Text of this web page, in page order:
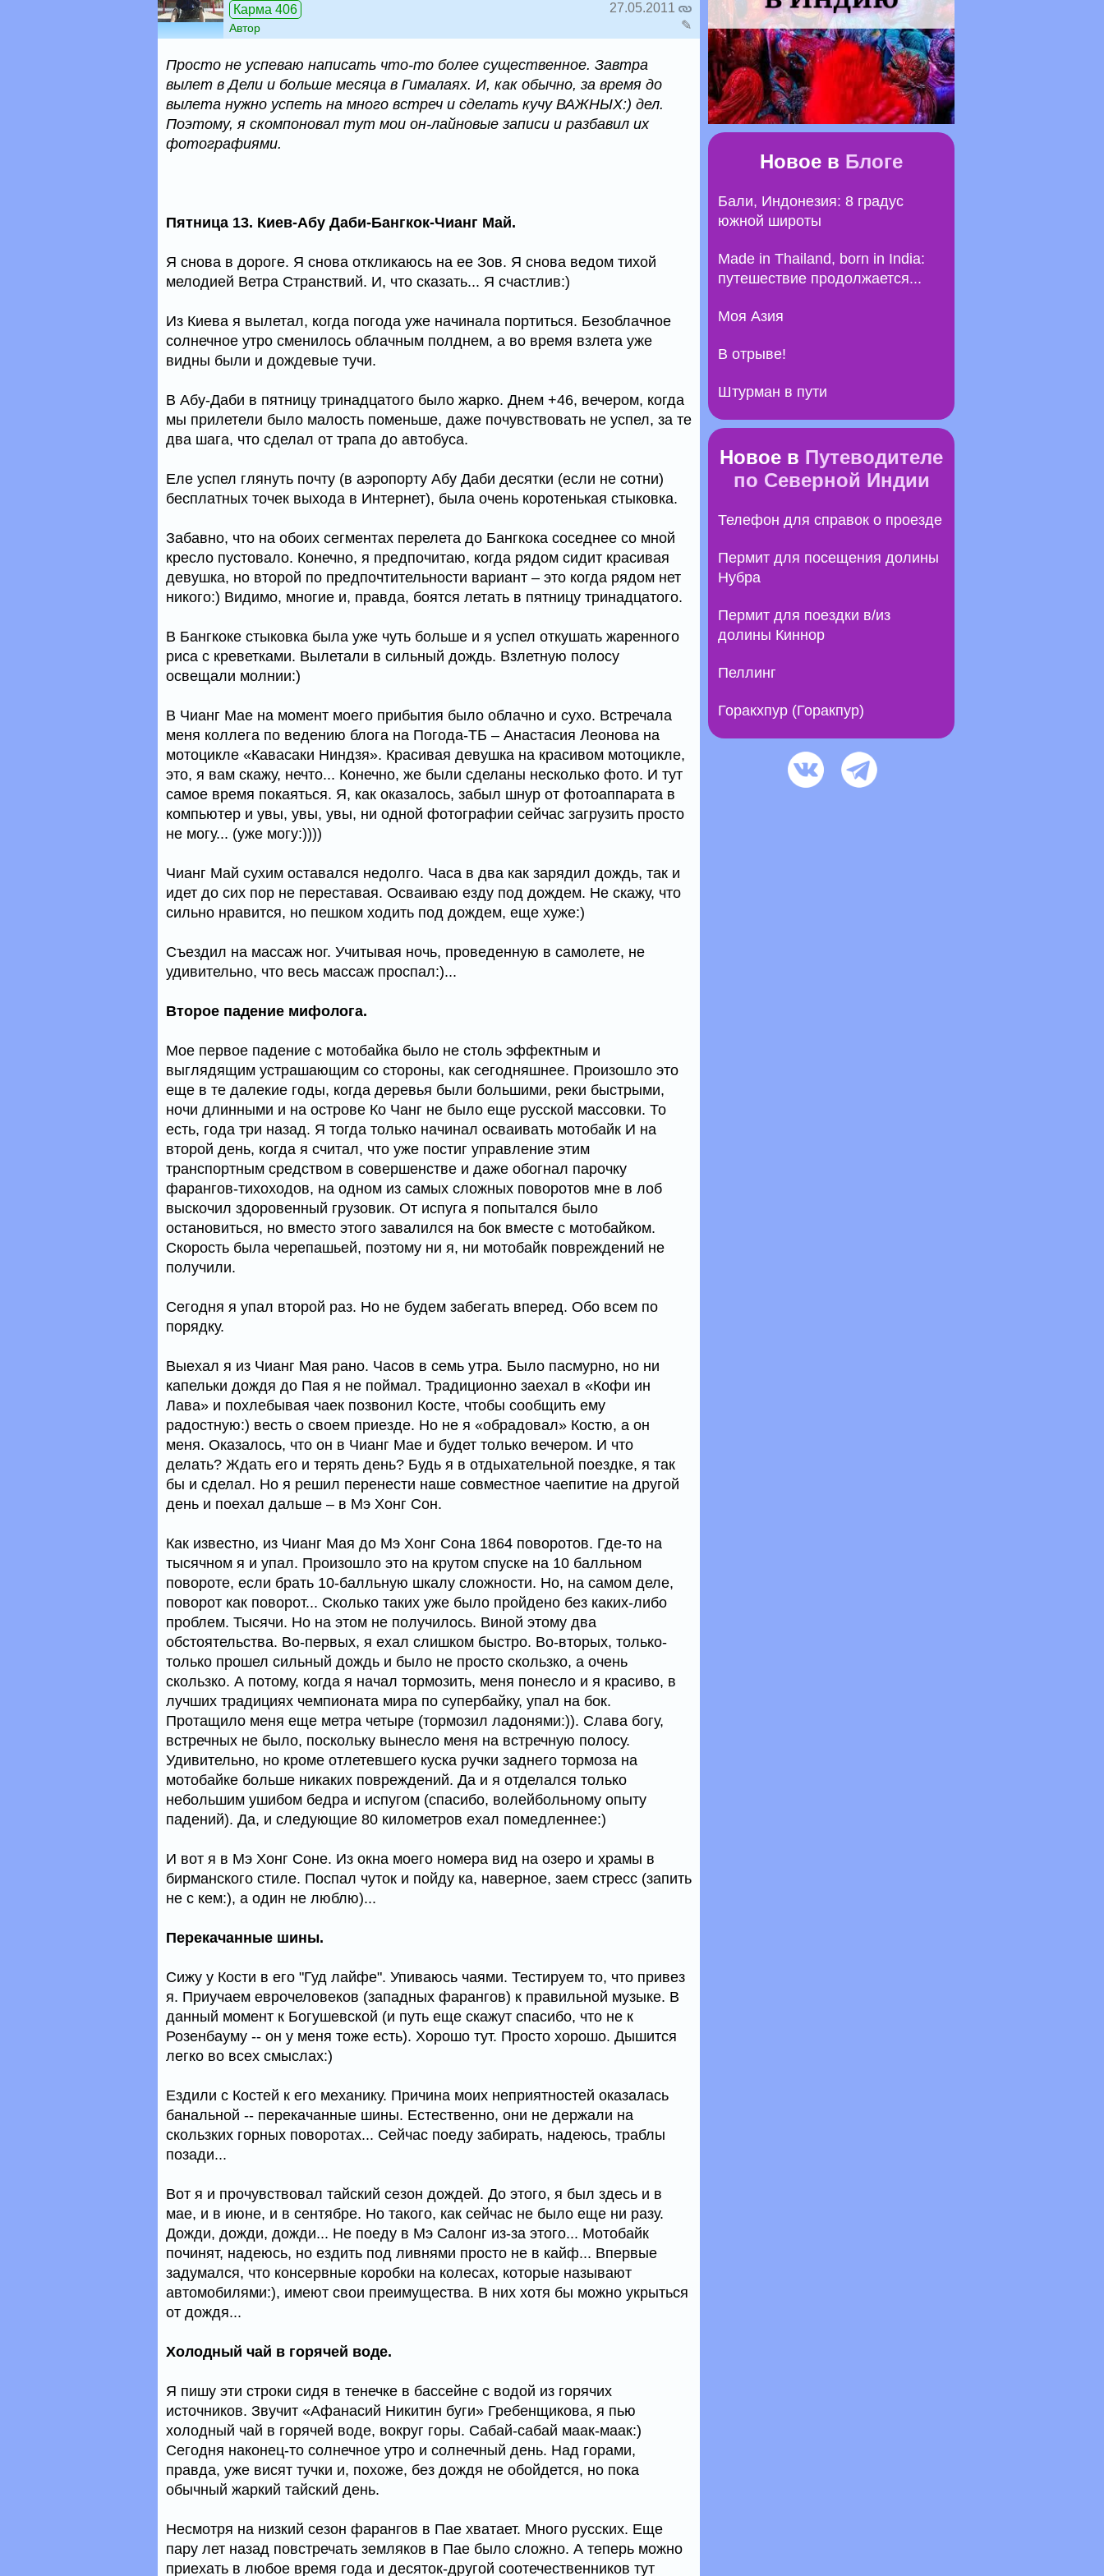
Карма 406
Автор
27.05.2011
✎
Просто не успеваю написать что-то более существенное. Завтра
вылет в Дели и больше месяца в Гималаях. И, как обычно, за время до
вылета нужно успеть на много встреч и сделать кучу ВАЖНЫХ:) дел.
Поэтому, я скомпоновал тут мои он-лайновые записи и разбавил их
фотографиями.
Пятница 13. Киев-Абу Даби-Бангкок-Чианг Май.
Я снова в дороге. Я снова откликаюсь на ее Зов. Я снова ведом тихой
мелодией Ветра Странствий. И, что сказать... Я счастлив:)
Из Киева я вылетал, когда погода уже начинала портиться. Безоблачное
солнечное утро сменилось облачным полднем, а во время взлета уже
видны были и дождевые тучи.
В Абу-Даби в пятницу тринадцатого было жарко. Днем +46, вечером, когда
мы прилетели было малость поменьше, даже почувствовать не успел, за те
два шага, что сделал от трапа до автобуса.
Еле успел глянуть почту (в аэропорту Абу Даби десятки (если не сотни)
бесплатных точек выхода в Интернет), была очень коротенькая стыковка.
Забавно, что на обоих сегментах перелета до Бангкока соседнее со мной
кресло пустовало. Конечно, я предпочитаю, когда рядом сидит красивая
девушка, но второй по предпочтительности вариант – это когда рядом нет
никого:) Видимо, многие и, правда, боятся летать в пятницу тринадцатого.
В Бангкоке стыковка была уже чуть больше и я успел откушать жаренного
риса с креветками. Вылетали в сильный дождь. Взлетную полосу
освещали молнии:)
В Чианг Мае на момент моего прибытия было облачно и сухо. Встречала
меня коллега по ведению блога на Погода-ТБ – Анастасия Леонова на
мотоцикле «Кавасаки Ниндзя». Красивая девушка на красивом мотоцикле,
это, я вам скажу, нечто... Конечно, же были сделаны несколько фото. И тут
самое время покаяться. Я, как оказалось, забыл шнур от фотоаппарата в
компьютер и увы, увы, увы, ни одной фотографии сейчас загрузить просто
не могу... (уже могу:))))
Чианг Май сухим оставался недолго. Часа в два как зарядил дождь, так и
идет до сих пор не переставая. Осваиваю езду под дождем. Не скажу, что
сильно нравится, но пешком ходить под дождем, еще хуже:)
Съездил на массаж ног. Учитывая ночь, проведенную в самолете, не
удивительно, что весь массаж проспал:)...
Второе падение мифолога.
Мое первое падение с мотобайка было не столь эффектным и
выглядящим устрашающим со стороны, как сегодняшнее. Произошло это
еще в те далекие годы, когда деревья были большими, реки быстрыми,
ночи длинными и на острове Ко Чанг не было еще русской массовки. То
есть, года три назад. Я тогда только начинал осваивать мотобайк И на
второй день, когда я считал, что уже постиг управление этим
транспортным средством в совершенстве и даже обогнал парочку
фарангов-тихоходов, на одном из самых сложных поворотов мне в лоб
выскочил здоровенный грузовик. От испуга я попытался было
остановиться, но вместо этого завалился на бок вместе с мотобайком.
Скорость была черепашьей, поэтому ни я, ни мотобайк повреждений не
получили.
Сегодня я упал второй раз. Но не будем забегать вперед. Обо всем по
порядку.
Выехал я из Чианг Мая рано. Часов в семь утра. Было пасмурно, но ни
капельки дождя до Пая я не поймал. Традиционно заехал в «Кофи ин
Лава» и похлебывая чаек позвонил Косте, чтобы сообщить ему
радостную:) весть о своем приезде. Но не я «обрадовал» Костю, а он
меня. Оказалось, что он в Чианг Мае и будет только вечером. И что
делать? Ждать его и терять день? Будь я в отдыхательной поездке, я так
бы и сделал. Но я решил перенести наше совместное чаепитие на другой
день и поехал дальше – в Мэ Хонг Сон.
Как известно, из Чианг Мая до Мэ Хонг Сона 1864 поворотов. Где-то на
тысячном я и упал. Произошло это на крутом спуске на 10 балльном
повороте, если брать 10-балльную шкалу сложности. Но, на самом деле,
поворот как поворот... Сколько таких уже было пройдено без каких-либо
проблем. Тысячи. Но на этом не получилось. Виной этому два
обстоятельства. Во-первых, я ехал слишком быстро. Во-вторых, только-
только прошел сильный дождь и было не просто скользко, а очень
скользко. А потому, когда я начал тормозить, меня понесло и я красиво, в
лучших традициях чемпионата мира по супербайку, упал на бок.
Протащило меня еще метра четыре (тормозил ладонями:)). Слава богу,
встречных не было, поскольку вынесло меня на встречную полосу.
Удивительно, но кроме отлетевшего куска ручки заднего тормоза на
мотобайке больше никаких повреждений. Да и я отделался только
небольшим ушибом бедра и испугом (спасибо, волейбольному опыту
падений). Да, и следующие 80 километров ехал помедленнее:)
И вот я в Мэ Хонг Соне. Из окна моего номера вид на озеро и храмы в
бирманского стиле. Поспал чуток и пойду ка, наверное, заем стресс (запить
не с кем:), а один не люблю)...
Перекачанные шины.
Сижу у Кости в его "Гуд лайфе". Упиваюсь чаями. Тестируем то, что привез
я. Приучаем еврочеловеков (западных фарангов) к правильной музыке. В
данный момент к Богушевской (и путь еще скажут спасибо, что не к
Розенбауму -- он у меня тоже есть). Хорошо тут. Просто хорошо. Дышится
легко во всех смыслах:)
Ездили с Костей к его механику. Причина моих неприятностей оказалась
банальной -- перекачанные шины. Естественно, они не держали на
скользких горных поворотах... Сейчас поеду забирать, надеюсь, траблы
позади...
Вот я и прочувствовал тайский сезон дождей. До этого, я был здесь и в
мае, и в июне, и в сентябре. Но такого, как сейчас не было еще ни разу.
Дожди, дожди, дожди... Не поеду в Мэ Салонг из-за этого... Мотобайк
починят, надеюсь, но ездить под ливнями просто не в кайф... Впервые
задумался, что консервные коробки на колесах, которые называют
автомобилями:), имеют свои преимущества. В них хотя бы можно укрыться
от дождя...
Холодный чай в горячей воде.
Я пишу эти строки сидя в тенечке в бассейне с водой из горячих
источников. Звучит «Афанасий Никитин буги» Гребенщикова, я пью
холодный чай в горячей воде, вокруг горы. Сабай-сабай маак-маак:)
Сегодня наконец-то солнечное утро и солнечный день. Над горами,
правда, уже висят тучки и, похоже, без дождя не обойдется, но пока
обычный жаркий тайский день.
Несмотря на низкий сезон фарангов в Пае хватает. Много русских. Еще
пару лет назад повстречать земляков в Пае было сложно. А теперь можно
приехать в любое время года и десяток-другой соотечественников тут
Новое в Блоге
Бали, Индонезия: 8 градус
южной широты
Made in Thailand, born in India:
путешествие продолжается...
Моя Азия
В отрыве!
Штурман в пути
Новое в Путеводителе
по Северной Индии
Телефон для справок о проезде
Пермит для посещения долины
Нубра
Пермит для поездки в/из
долины Киннор
Пеллинг
Горакхпур (Горакпур)